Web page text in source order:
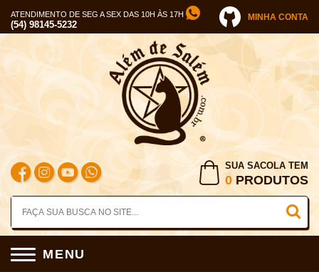
ATENDIMENTO DE SEG A SEX DAS 10H ÀS 17H
(54) 98145-5232
MINHA CONTA
SUA SACOLA TEM
0 PRODUTOS
MENU